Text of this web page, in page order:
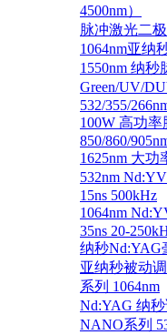
4500nm）
脉冲激光二
1064nm亚纳
1550nm 纳
Green/UV/
532/355/
100W 高功
850/860/
1625nm 大
532nm
15ns 500kHz
1064nm
35ns 20-
纳秒Nd:YAG
亚纳秒被动
系列 1064nm
Nd:YAG 纳
NANO系列